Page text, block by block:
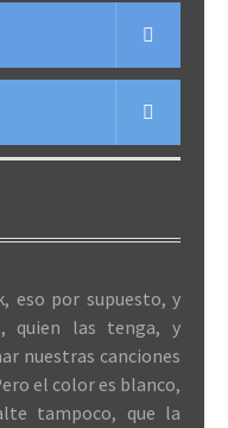
eso por supuesto, y
quien las tenga, y
nuestras canciones
el color es blanco,
tampoco, que la